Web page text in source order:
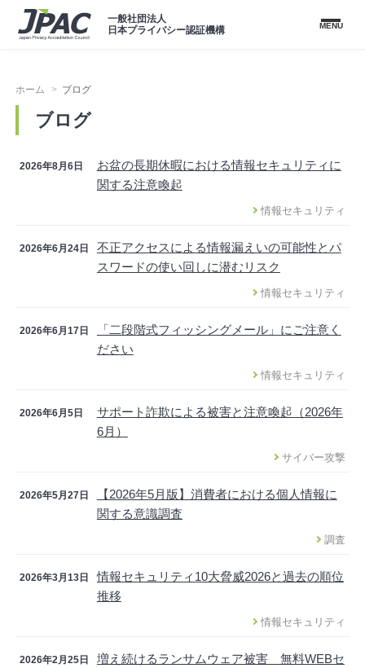
一般社団法人
日本プライバシー認証機構
MENU
ホーム ブログ
ブログ
2026年8月6日
お盆の長期休暇における情報セキュリティに
関する注意喚起
情報セキュリティ
2026年6月24日
不正アクセスによる情報漏えいの可能性とパ
スワードの使い回しに潜むリスク
情報セキュリティ
2026年6月17日
「二段階式フィッシングメール」にご注意く
ださい
情報セキュリティ
2026年6月5日
サポート詐欺による被害と注意喚起（2026年
6月）
サイバー攻撃
2026年5月27日
【2026年5月版】消費者における個人情報に
関する意識調査
調査
2026年3月13日
情報セキュリティ10大脅威2026と過去の順位
推移
情報セキュリティ
2026年2月25日
増え続けるランサムウェア被害 無料WEBセ